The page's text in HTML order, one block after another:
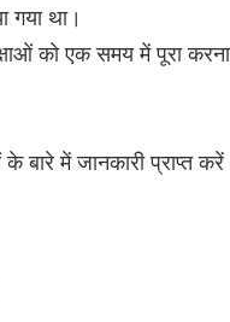
गया था।
को एक समय में पूरा
बारे में जानकारी प्राप्त